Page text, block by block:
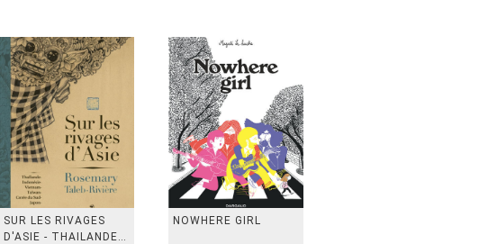
SUR LES RIVAGES
D'ASIE - THAILANDE,
NOWHERE GIRL